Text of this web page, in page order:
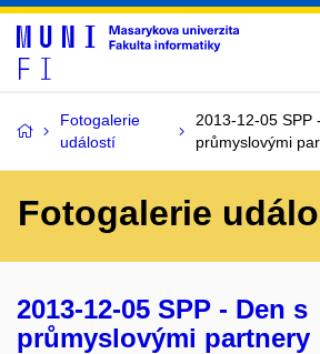
Fotogalerie
událostí
2013-12-05 SPP
průmyslovými
Fotogalerie
2013-12-05 SPP - Den s
průmyslovými partnery